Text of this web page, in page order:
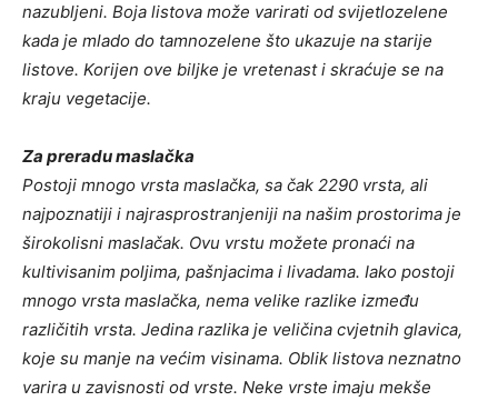
nazubljeni. Boja listova može varirati od svijetlozelene
kada je mlado do tamnozelene što ukazuje na starije
listove. Korijen ove biljke je vretenast i skraćuje se na
kraju vegetacije.
Za preradu maslačka
Postoji mnogo vrsta maslačka, sa čak 2290 vrsta, ali
najpoznatiji i najrasprostranjeniji na našim prostorima je
širokolisni maslačak. Ovu vrstu možete pronaći na
kultivisanim poljima, pašnjacima i livadama. Iako postoji
mnogo vrsta maslačka, nema velike razlike između
različitih vrsta. Jedina razlika je veličina cvjetnih glavica,
koje su manje na većim visinama. Oblik listova neznatno
varira u zavisnosti od vrste. Neke vrste imaju mekše